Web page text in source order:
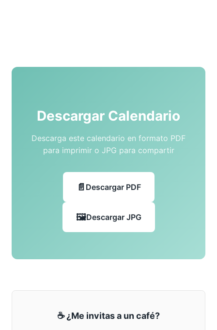
Descargar Calendario
Descarga este calendario en formato PDF
para imprimir o JPG para compartir
Descargar PDF
Descargar JPG
☕ ¿Me invitas a un café?